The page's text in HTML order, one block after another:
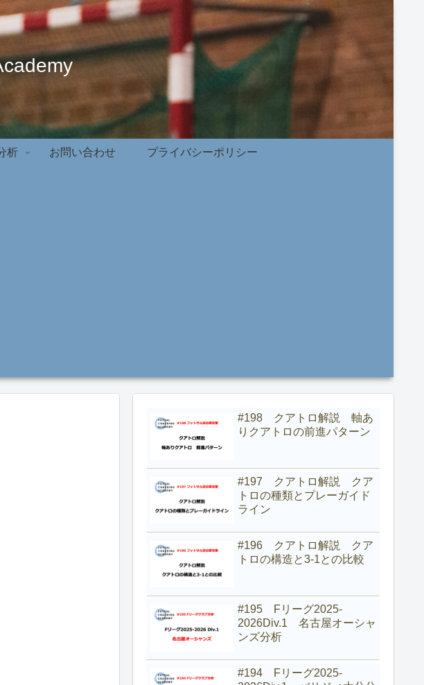
析 お問い合わせ プライバシーポリシー
#198 クアトロ解説 軸あ
りクアトロの前進パターン
#197 クアトロ解説 クア
トロの種類とプレーガイド
ライン
#196 クアトロ解説 クア
トロの構造と3-1との比較
#195 Fリーグ2025-
2026Div.1 名古屋オーシャ
ンズ分析
#194 Fリーグ2025-